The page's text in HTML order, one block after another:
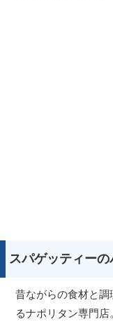
スパゲッティー
昔ながらの食材と
るナポリタン専門店